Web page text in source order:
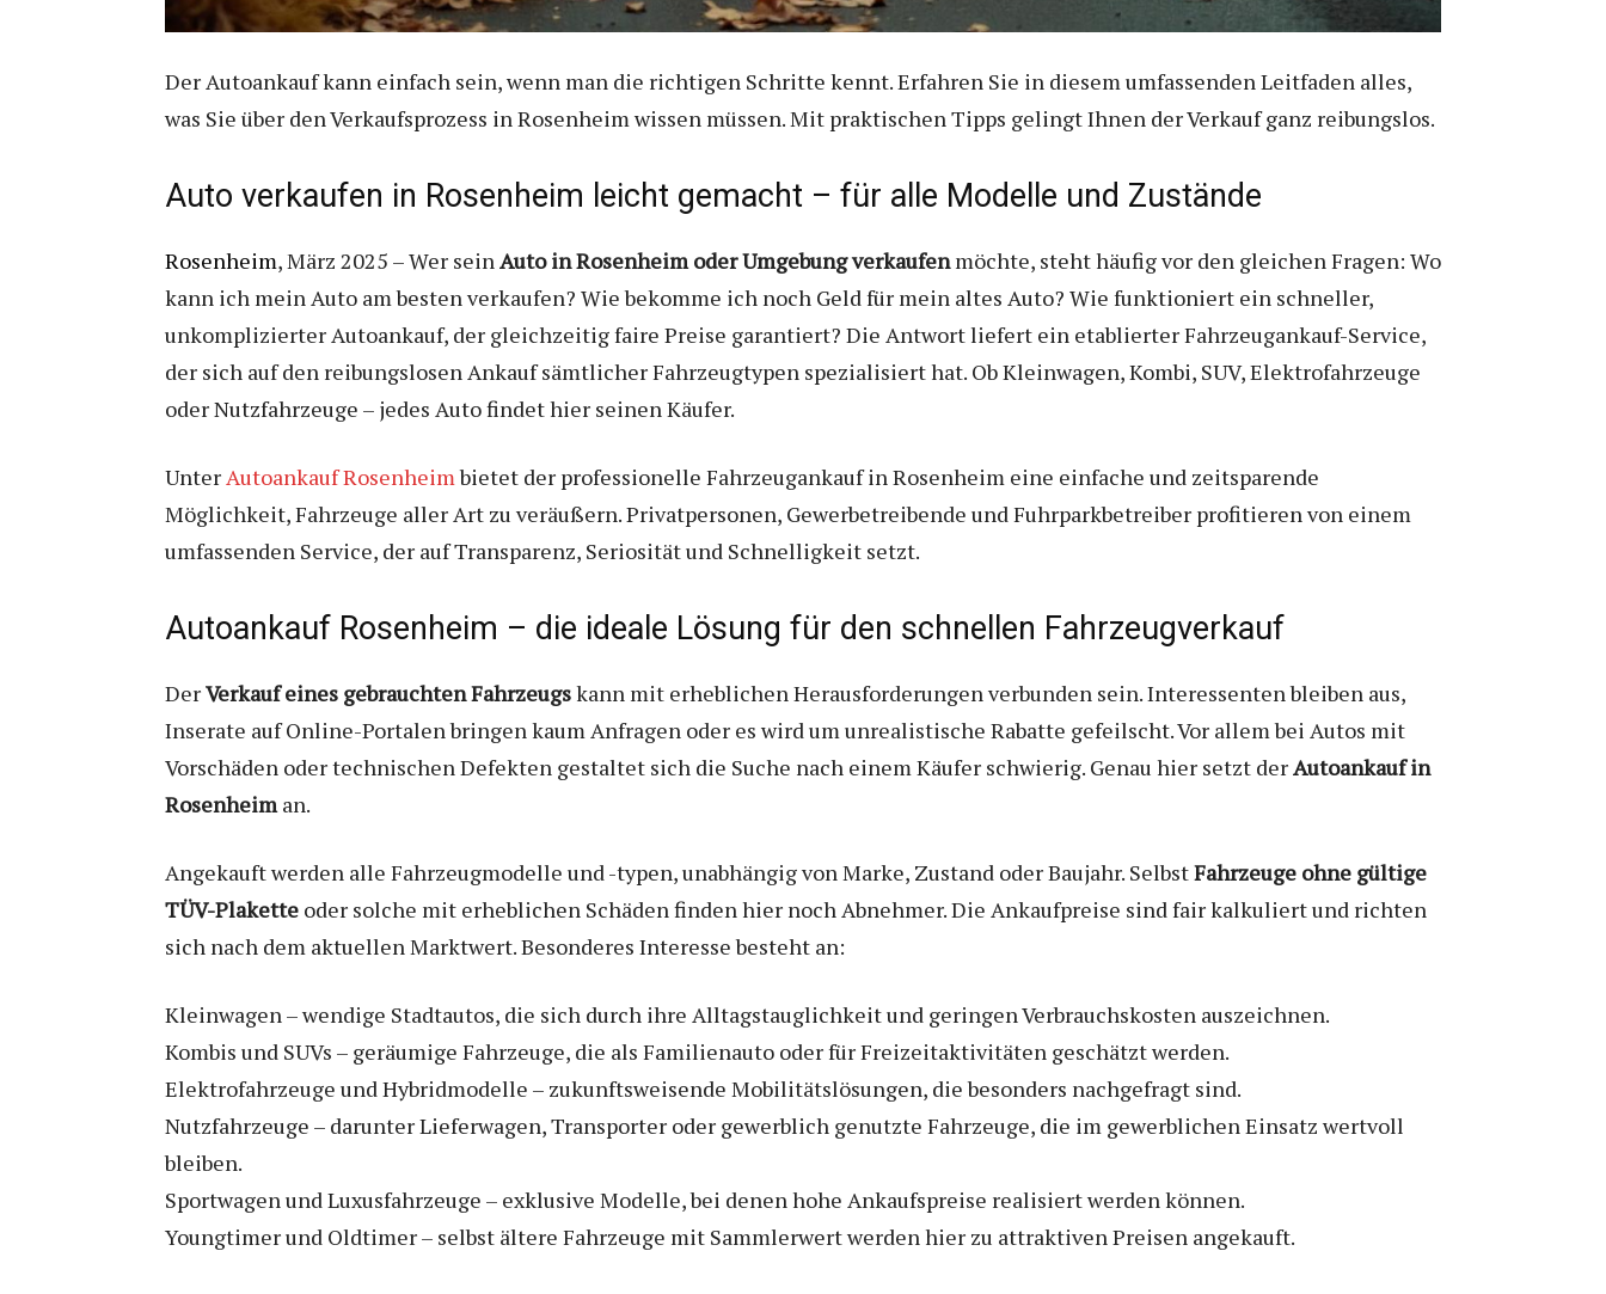
Der Autoankauf kann einfach sein, wenn man die richtigen Schritte kennt. Erfahren Sie in diesem umfassenden Leitfaden alles,
was Sie über den Verkaufsprozess in Rosenheim wissen müssen. Mit praktischen Tipps gelingt Ihnen der Verkauf ganz reibungslos.
Auto verkaufen in Rosenheim leicht gemacht – für alle Modelle und Zustände
Rosenheim, März 2025 – Wer seinAuto in Rosenheim oder Umgebung verkaufenmöchte, steht häufig vor den gleichen Fragen: Wo
kann ich mein Auto am besten verkaufen? Wie bekomme ich noch Geld für mein altes Auto? Wie funktioniert ein schneller,
unkomplizierter Autoankauf, der gleichzeitig faire Preise garantiert? Die Antwort liefert ein etablierter Fahrzeugankauf-Service,
der sich auf den reibungslosen Ankauf sämtlicher Fahrzeugtypen spezialisiert hat. Ob Kleinwagen, Kombi, SUV, Elektrofahrzeuge
oder Nutzfahrzeuge – jedes Auto findet hier seinen Käufer.
UnterAutoankauf Rosenheimbietet der professionelle Fahrzeugankauf in Rosenheim eine einfache und zeitsparende
Möglichkeit, Fahrzeuge aller Art zu veräußern. Privatpersonen, Gewerbetreibende und Fuhrparkbetreiber profitieren von einem
umfassenden Service, der auf Transparenz, Seriosität und Schnelligkeit setzt.
Autoankauf Rosenheim – die ideale Lösung für den schnellen Fahrzeugverkauf
DerVerkauf eines gebrauchten Fahrzeugskann mit erheblichen Herausforderungen verbunden sein. Interessenten bleiben aus,
Inserate auf Online-Portalen bringen kaum Anfragen oder es wird um unrealistische Rabatte gefeilscht. Vor allem bei Autos mit
Vorschäden oder technischen Defekten gestaltet sich die Suche nach einem Käufer schwierig. Genau hier setzt derAutoankauf in
Rosenheiman.
Angekauft werden alle Fahrzeugmodelle und -typen, unabhängig von Marke, Zustand oder Baujahr. SelbstFahrzeuge ohne gültige
TÜV-Plakette oder solche mit erheblichen Schäden finden hier noch Abnehmer. Die Ankaufpreise sind fair kalkuliert und richten
sich nach dem aktuellen Marktwert. Besonderes Interesse besteht an:
Kleinwagen – wendige Stadtautos, die sich durch ihre Alltagstauglichkeit und geringen Verbrauchskosten auszeichnen.
Kombis und SUVs – geräumige Fahrzeuge, die als Familienauto oder für Freizeitaktivitäten geschätzt werden.
Elektrofahrzeuge und Hybridmodelle – zukunftsweisende Mobilitätslösungen, die besonders nachgefragt sind.
Nutzfahrzeuge – darunter Lieferwagen, Transporter oder gewerblich genutzte Fahrzeuge, die im gewerblichen Einsatz wertvoll
bleiben.
Sportwagen und Luxusfahrzeuge – exklusive Modelle, bei denen hohe Ankaufspreise realisiert werden können.
Youngtimer und Oldtimer – selbst ältere Fahrzeuge mit Sammlerwert werden hier zu attraktiven Preisen angekauft.